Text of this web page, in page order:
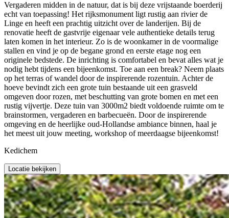
Vergaderen midden in de natuur, dat is bij deze vrijstaande boerderij
echt van toepassing! Het rijksmonument ligt rustig aan rivier de
Linge en heeft een prachtig uitzicht over de landerijen. Bij de
renovatie heeft de gastvrije eigenaar vele authentieke details terug
laten komen in het interieur. Zo is de woonkamer in de voormalige
stallen en vind je op de begane grond en eerste etage nog een
originele bedstede. De inrichting is comfortabel en bevat alles wat je
nodig hebt tijdens een bijeenkomst. Toe aan een break? Neem plaats
op het terras of wandel door de inspirerende rozentuin. Achter de
hoeve bevindt zich een grote tuin bestaande uit een grasveld
omgeven door rozen, met beschutting van grote bomen en met een
rustig vijvertje. Deze tuin van 3000m2 biedt voldoende ruimte om te
brainstormen, vergaderen en barbecueën. Door de inspirerende
omgeving en de heerlijke oud-Hollandse ambiance binnen, haal je
het meest uit jouw meeting, workshop of meerdaagse bijeenkomst!
Kedichem
Locatie bekijken